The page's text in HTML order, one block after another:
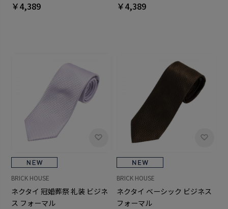
シャツ
￥4,389
シャツ
￥4,389
BRICK HOUSE
ネクタイ 冠婚葬祭 礼装 ビジネ
ス フォーマル
BRICK HOUSE
ネクタイ ベーシック ビジネス
フォーマル